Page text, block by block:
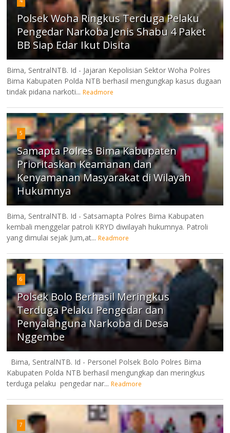
Polsek Woha Ringkus Terduga Pelaku
Pengedar Narkoba Jenis Shabu 4 Paket
BB Siap Edar Ikut Disita
Bima, SentralNTB. Id - Jajaran Kepolisian Sektor Woha Polres
Bima Kabupaten Polda NTB berhasil mengungkap kasus dugaan
tindak pidana narkoti... Readmore
5
Samapta Polres Bima Kabupaten
Prioritaskan Keamanan dan
Kenyamanan Masyarakat di Wilayah
Hukumnya
Bima, SentralNTB. Id - Satsamapta Polres Bima Kabupaten
kembali menggelar patroli KRYD diwilayah hukumnya. Patroli
yang dimulai sejak Jum,at... Readmore
6
Polsek Bolo Berhasil Meringkus
Terduga Pelaku Pengedar dan
Penyalahguna Narkoba di Desa
Nggembe
Bima, SentralNTB. Id - Personel Polsek Bolo Polres Bima
Kabupaten Polda NTB berhasil mengungkap dan meringkus
terduga pelaku pengedar nar... Readmore
7